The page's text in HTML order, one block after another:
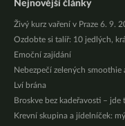
Nejnovější články
Živý kurz vaření v Praze 6. 9.
Ozdobte si talíř: 10 jedlých,
Emoční zajídání
Nebezpečí zelených
Lví brána
Broskve bez kadeřavosti – jde
Krevní skupina a jídelníček: